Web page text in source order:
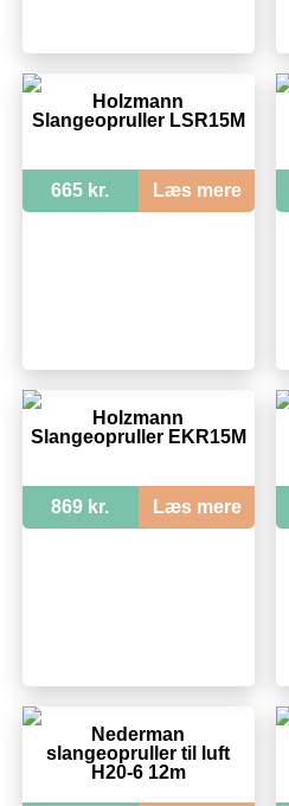
Holzmann
Slangeopruller LSR15M
665 kr. Læs mere
Holzmann
Slangeopruller EKR15M
869 kr. Læs mere
Nederman
slangeopruller til luft
H20-6 12m